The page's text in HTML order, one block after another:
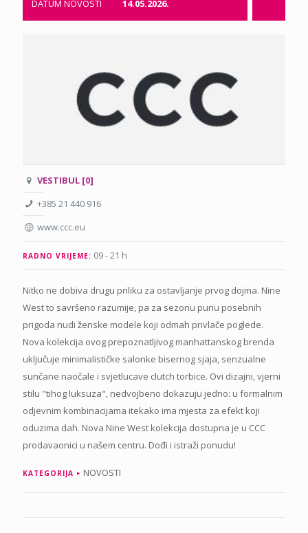
DATUM NOVOSTI 14.05.2026.
VESTIBUL [0]
+385 21 440 916
www.ccc.eu
RADNO VRIJEME: 09 - 21 h
Nitko ne dobiva drugu priliku za ostavljanje prvog dojma. Nine
West to savršeno razumije, pa za sezonu punu posebnih
prigoda nudi ženske modele koji odmah privlače poglede.
Nova kolekcija ovog prepoznatljivog manhattanskog brenda
uključuje minimalističke salonke bisernog sjaja, senzualne
sunčane naočale i svjetlucave clutch torbice. Ovi dizajni, vjerni
stilu "tihog luksuza", nedvojbeno dokazuju jedno: u formalnim
odjevnim kombinacijama itekako ima mjesta za efekt koji
oduzima dah. Nova Nine West kolekcija dostupna je u CCC
prodavaonici u našem centru. Dođi i istraži ponudu!
KATEGORIJA NOVOSTI